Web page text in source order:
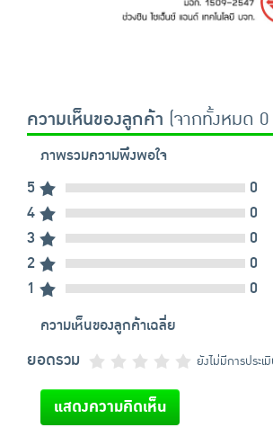
ความเห็นของลูกค้า (จากทั้งหมด
ภาพรวมความพึงพอใจ
5
0
4
0
3
0
2
0
1
0
ความเห็นของลูกค้าเฉลี่ย
ยอดรวม ยังไม่มีการประเ
แสดงความคิดเห็น